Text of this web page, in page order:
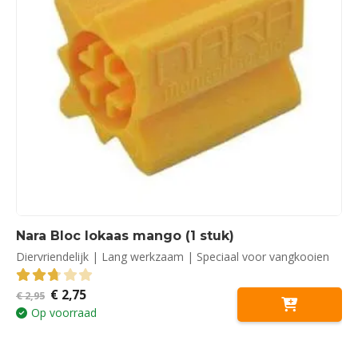
Nara Bloc lokaas mango (1 stuk)
Diervriendelijk | Lang werkzaam | Speciaal voor vangkooien
2.71 out of 5
€2,95 Oorspronkelijke
prijs
was:
€2,75Huidige
prijs
is:
Op voorraad